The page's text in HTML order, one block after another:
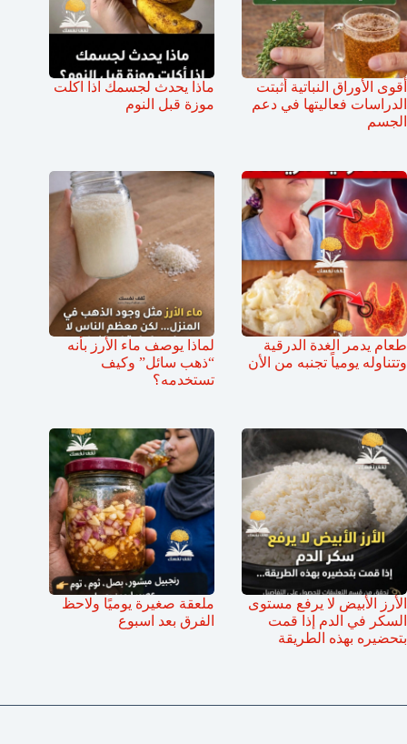
أقوى الأوراق النباتية أثبتت
الدراسات فعاليتها في دعم
الجسم
ماذا يحدث لجسمك اذا اكلت
موزة قبل النوم
طعام يدمر الغدة الدرقية
وتتناوله يومياً تجنبه من الأن
لماذا يوصف ماء الأرز بأنه
“ذهب سائل” وكيف
تستخدمه؟
الأرز الأبيض لا يرفع مستوى
السكر في الدم إذا قمت
بتحضيره بهذه الطريقة
ملعقة صغيرة يوميًا ولاحظ
الفرق بعد اسبوع